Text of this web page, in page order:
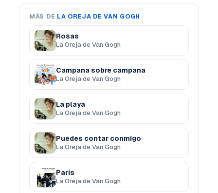
MÁS DE LA OREJA DE VAN GOGH
Rosas
La Oreja de Van Gogh
Campana sobre campana
La Oreja de Van Gogh
La playa
La Oreja de Van Gogh
Puedes contar conmigo
La Oreja de Van Gogh
París
La Oreja de Van Gogh